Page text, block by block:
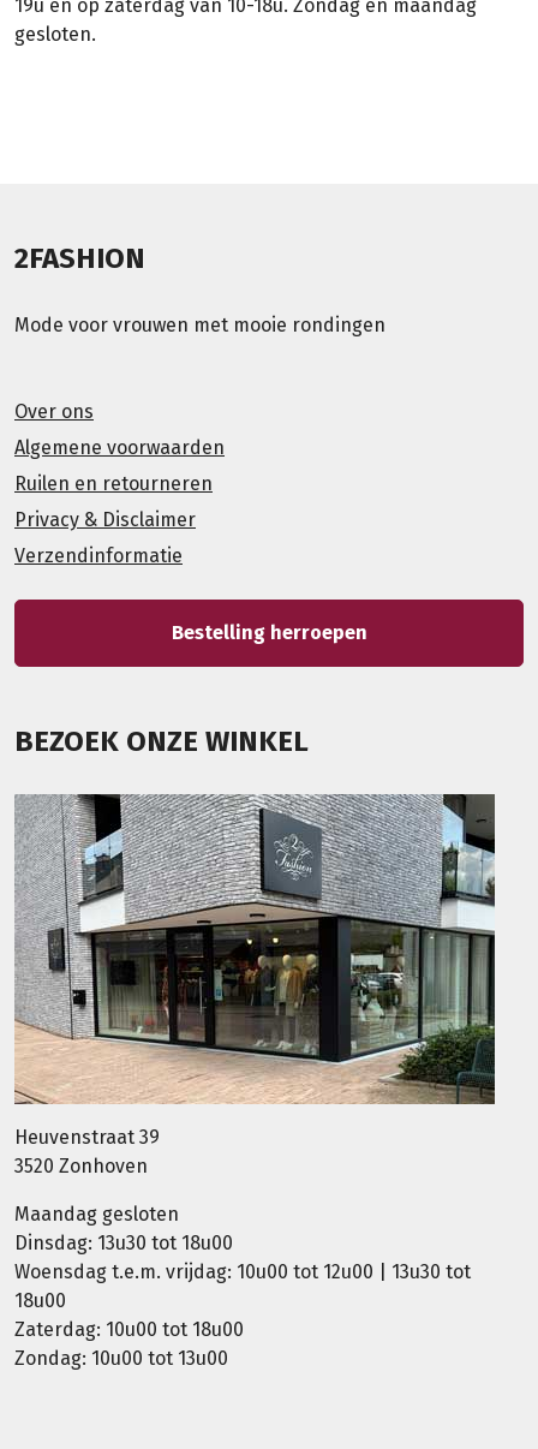
19u en op zaterdag van 10-18u. Zondag en maandag
gesloten.
2FASHION
Mode voor vrouwen met mooie rondingen
Over ons
Algemene voorwaarden
Ruilen en retourneren
Privacy & Disclaimer
Verzendinformatie
Bestelling herroepen
BEZOEK ONZE WINKEL
Heuvenstraat 39
3520 Zonhoven
Maandag gesloten
Dinsdag: 13u30 tot 18u00
Woensdag t.e.m. vrijdag: 10u00 tot 12u00 | 13u30 tot
18u00
Zaterdag: 10u00 tot 18u00
Zondag: 10u00 tot 13u00